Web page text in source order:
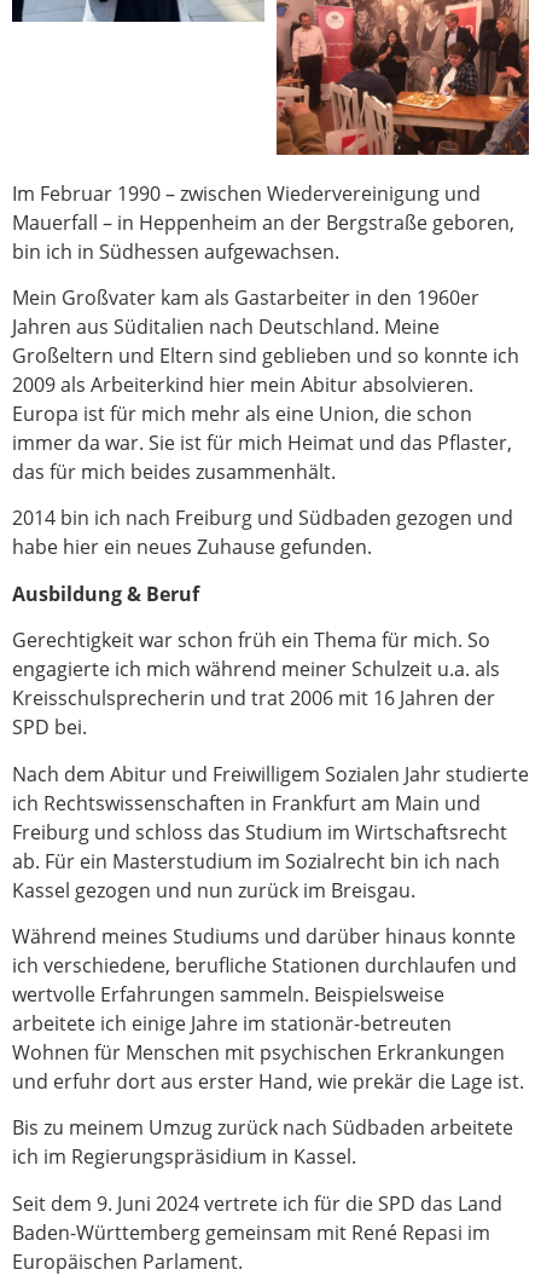
Im Februar 1990 – zwischen Wiedervereinigung und
Mauerfall – in Heppenheim an der Bergstraße geboren,
bin ich in Südhessen aufgewachsen.
Mein Großvater kam als Gastarbeiter in den 1960er
Jahren aus Süditalien nach Deutschland. Meine
Großeltern und Eltern sind geblieben und so konnte ich
2009 als Arbeiterkind hier mein Abitur absolvieren.
Europa ist für mich mehr als eine Union, die schon
immer da war. Sie ist für mich Heimat und das Pflaster,
das für mich beides zusammenhält.
2014 bin ich nach Freiburg und Südbaden gezogen und
habe hier ein neues Zuhause gefunden.
Ausbildung & Beruf
Gerechtigkeit war schon früh ein Thema für mich. So
engagierte ich mich während meiner Schulzeit u.a. als
Kreisschulsprecherin und trat 2006 mit 16 Jahren der
SPD bei.
Nach dem Abitur und Freiwilligem Sozialen Jahr studierte
ich Rechtswissenschaften in Frankfurt am Main und
Freiburg und schloss das Studium im Wirtschaftsrecht
ab. Für ein Masterstudium im Sozialrecht bin ich nach
Kassel gezogen und nun zurück im Breisgau.
Während meines Studiums und darüber hinaus konnte
ich verschiedene, berufliche Stationen durchlaufen und
wertvolle Erfahrungen sammeln. Beispielsweise
arbeitete ich einige Jahre im stationär-betreuten
Wohnen für Menschen mit psychischen Erkrankungen
und erfuhr dort aus erster Hand, wie prekär die Lage ist.
Bis zu meinem Umzug zurück nach Südbaden arbeitete
ich im Regierungspräsidium in Kassel.
Seit dem 9. Juni 2024 vertrete ich für die SPD das Land
Baden-Württemberg gemeinsam mit René Repasi im
Europäischen Parlament.